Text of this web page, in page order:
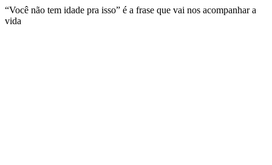
“Você não tem idade pra isso” é a frase que vai nos acompanhar a
vida